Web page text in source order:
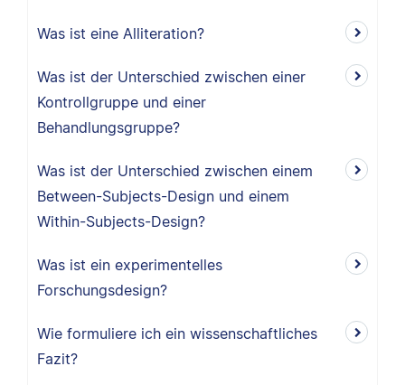
Was ist eine Alliteration?
Was ist der Unterschied zwischen einer
Kontrollgruppe und einer
Behandlungsgruppe?
Was ist der Unterschied zwischen einem
Between-Subjects-Design und einem
Within-Subjects-Design?
Was ist ein experimentelles
Forschungsdesign?
Wie formuliere ich ein wissenschaftliches
Fazit?